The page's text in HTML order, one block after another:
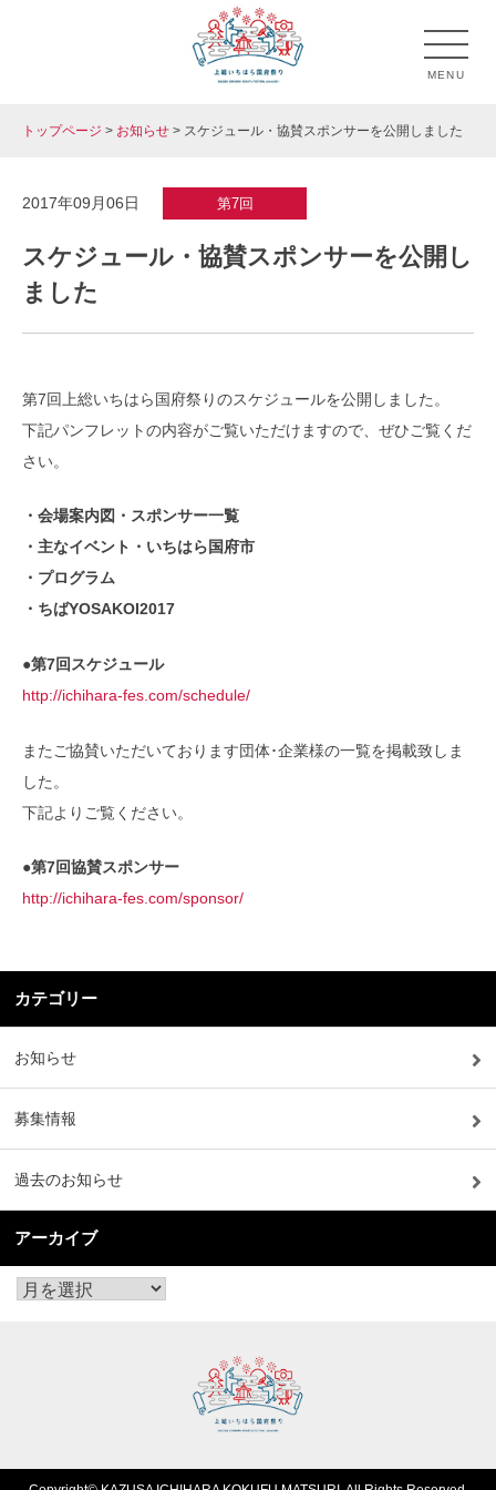
上総いちはら国府祭り
市原市のお祭り「上総いちはら国府祭り」の公式ホームペ
MENU
トップページ > お知らせ > スケジュール・協賛スポンサーを公開しました
2017年09月06日 第7回
スケジュール・協賛スポンサーを公開し
ました
第7回上総いちはら国府祭りのスケジュールを公開しました。
下記パンフレットの内容がご覧いただけますので、ぜひご覧くだ
さい。
・会場案内図・スポンサー一覧
・主なイベント・いちはら国府市
・プログラム
・ちばYOSAKOI2017
●第7回スケジュール
http://ichihara-fes.com/schedule/
またご協賛いただいております団体･企業様の一覧を掲載致しま
した。
下記よりご覧ください。
●第7回協賛スポンサー
http://ichihara-fes.com/sponsor/
カテゴリー
お知らせ
募集情報
過去のお知らせ
アーカイブ